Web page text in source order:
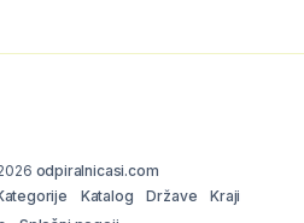
odpiralnicasi.com
Katalog Države
Kraji